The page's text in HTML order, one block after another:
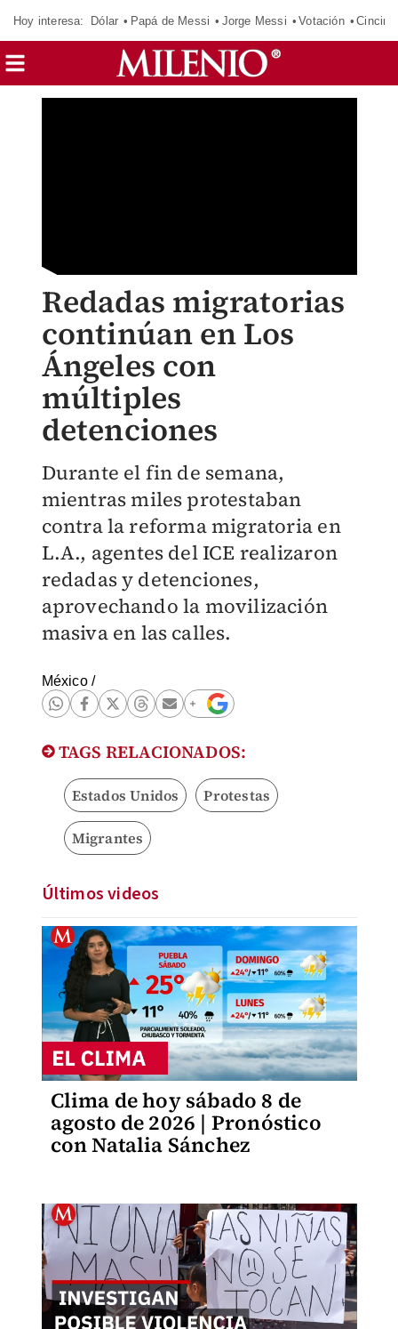
Hoy interesa: Dólar Papá de Messi Jorge Messi Votación
Redadas migratorias
continúan en Los
Ángeles con
múltiples
detenciones
Durante el fin de semana,
mientras miles protestaban
contra la reforma migratoria en
L.A., agentes del ICE realizaron
redadas y detenciones,
aprovechando la movilización
masiva en las calles.
México/
TAGS RELACIONADOS:
Estados Unidos Protestas
Migrantes
Últimos videos
Clima de hoy sábado 8 de
agosto de 2026 | Pronóstico
con Natalia Sánchez